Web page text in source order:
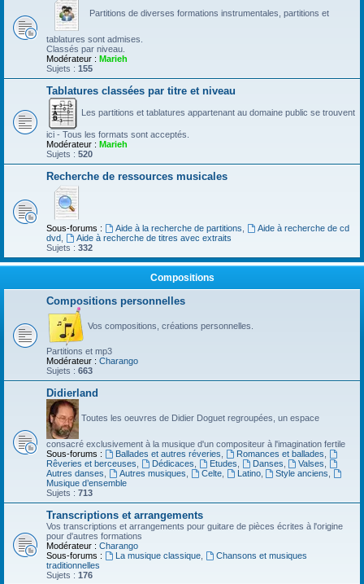
Partitions de diverses formations instrumentales, partitions et
tablatures sont admises.
Classés par niveau.
Modérateur : Marieh
Sujets : 155
Tablatures classées par titre et niveau
Les partitions et tablatures appartenant au domaine public se trouvent
ici - Tous les formats sont acceptés.
Modérateur : Marieh
Sujets : 520
Recherche de ressources musicales
Sous-forums : Aide à la recherche de partitions
Aide à recherche de cd
dvd
Aide à recherche de titres avec extraits
Sujets : 332
Compositions
Compositions personnelles
Vos compositions, créations personnelles.
Partitions et mp3
Modérateur : Charango
Sujets : 663
Didierland
Toutes les oeuvres de Didier Doguet regroupées, un espace
consacré exclusivement à la musique d'un compositeur à l'imagination fertile
Sous-forums :
Ballades et autres réveries Romances et ballades
Rêveries et berceuses
Dédicaces Etudes Danses Valses
Autres danses
Autres musiques Celte, Latino, Style anciens
Musique d’ensemble
Sujets : 713
Transcriptions et arrangements
Vos transcriptions et arrangements pour guitare de pièces écrites à l'origine
pour d'autres formations
Modérateur : Charango
Sous-forums :
La musique classique,
Chansons et musiques
traditionnelles
Sujets : 176